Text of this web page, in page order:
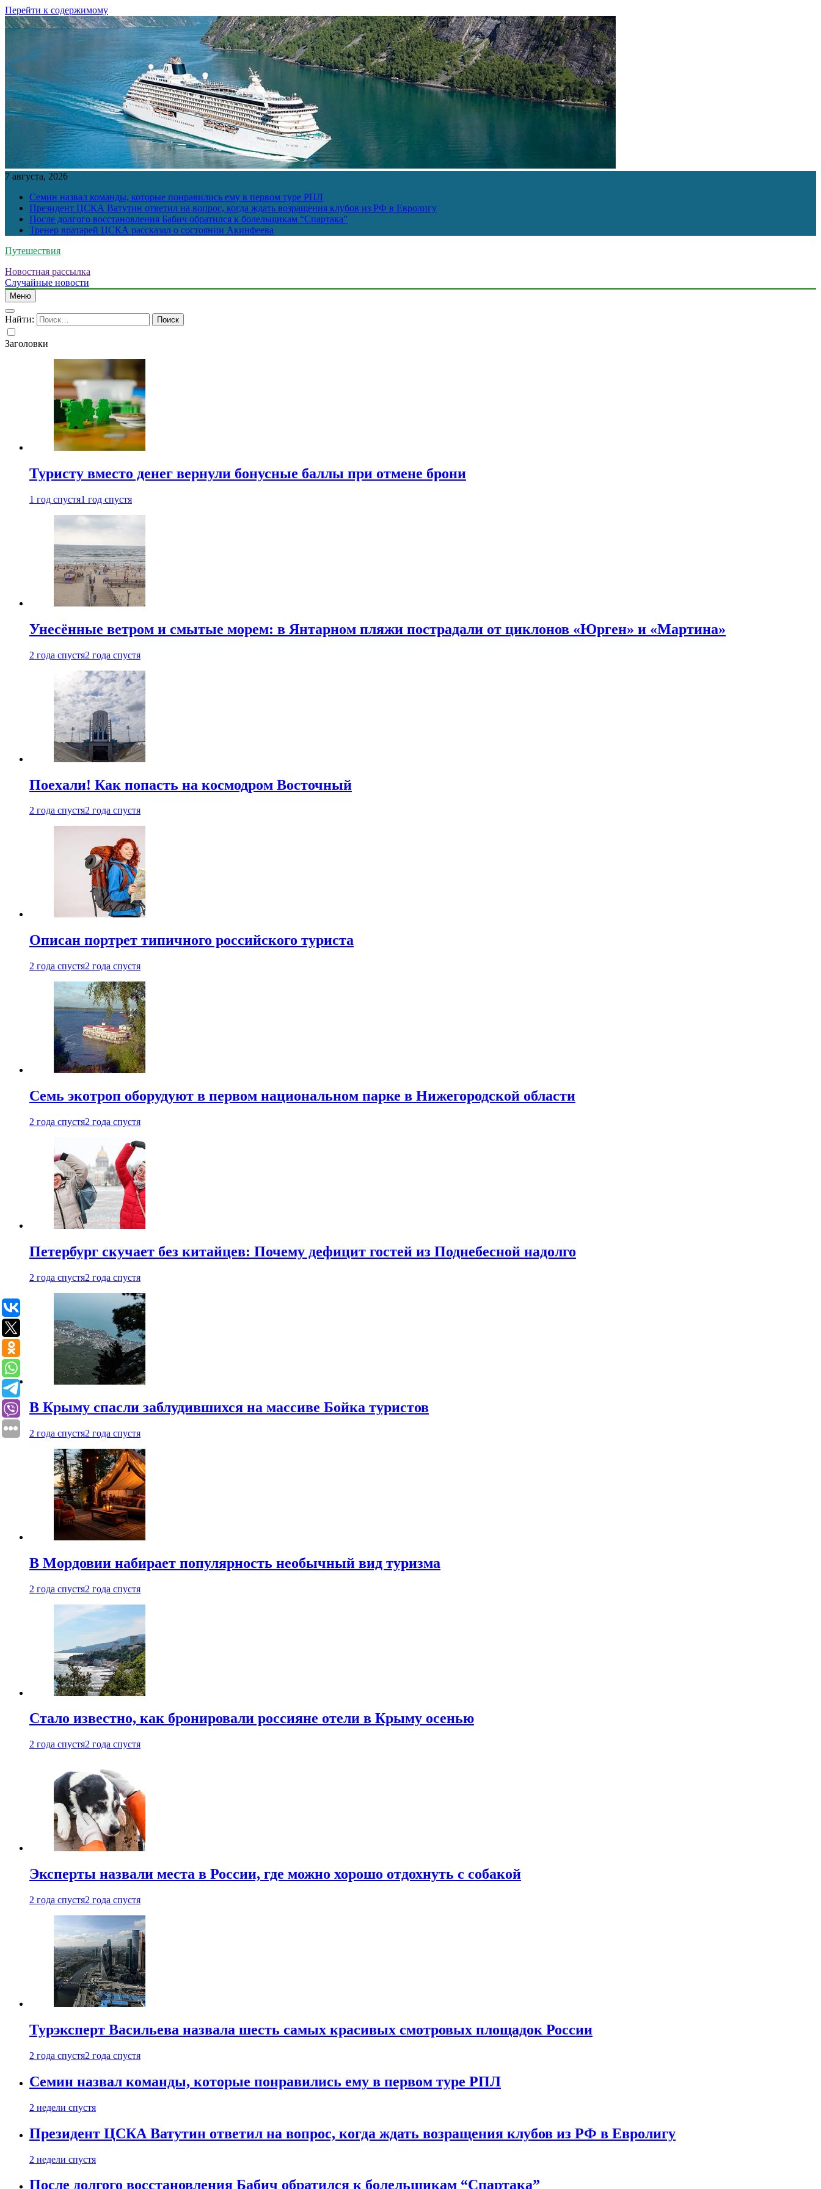
Перейти к содержимому
7 августа, 2026
Семин назвал команды, которые понравились ему в первом туре РПЛ
Президент ЦСКА Ватутин ответил на вопрос, когда ждать возращения клубов из РФ в Евролигу
После долгого восстановления Бабич обратился к болельщикам “Спартака”
Тренер вратарей ЦСКА рассказал о состоянии Акинфеева
Путешествия
Новостная рассылка
Случайные новости
Меню
Найти:
Заголовки
Туристу вместо денег вернули бонусные баллы при отмене брони
1 год спустя1 год спустя
Унесённые ветром и смытые морем: в Янтарном пляжи пострадали от циклонов «Юрген» и «Мартина»
2 года спустя2 года спустя
Поехали! Как попасть на космодром Восточный
2 года спустя2 года спустя
Описан портрет типичного российского туриста
2 года спустя2 года спустя
Семь экотроп оборудуют в первом национальном парке в Нижегородской области
2 года спустя2 года спустя
Петербург скучает без китайцев: Почему дефицит гостей из Поднебесной надолго
2 года спустя2 года спустя
В Крыму спасли заблудившихся на массиве Бойка туристов
2 года спустя2 года спустя
В Мордовии набирает популярность необычный вид туризма
2 года спустя2 года спустя
Стало известно, как бронировали россияне отели в Крыму осенью
2 года спустя2 года спустя
Эксперты назвали места в России, где можно хорошо отдохнуть с собакой
2 года спустя2 года спустя
Турэксперт Васильева назвала шесть самых красивых смотровых площадок России
2 года спустя2 года спустя
Семин назвал команды, которые понравились ему в первом туре РПЛ
2 недели спустя
Президент ЦСКА Ватутин ответил на вопрос, когда ждать возращения клубов из РФ в Евролигу
2 недели спустя
После долгого восстановления Бабич обратился к болельщикам “Спартака”